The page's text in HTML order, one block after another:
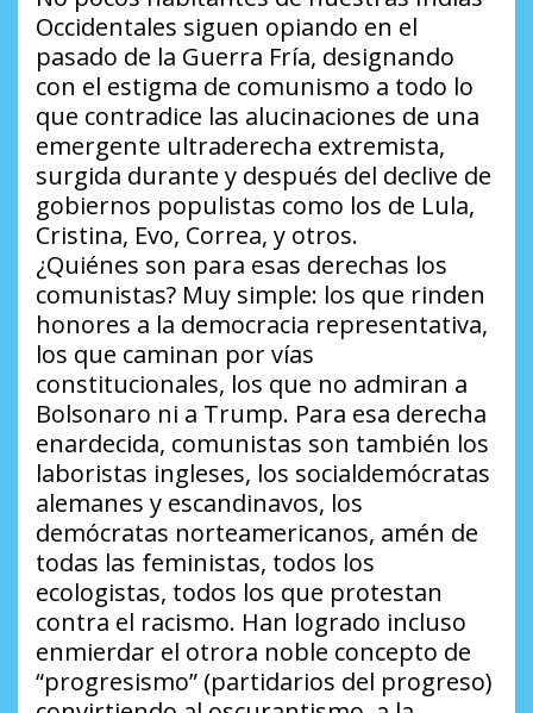
Occidentales siguen opiando en el
pasado de la Guerra Fría, designando
con el estigma de comunismo a todo lo
que contradice las alucinaciones de una
emergente ultraderecha extremista,
surgida durante y después del declive de
gobiernos populistas como los de Lula,
Cristina, Evo, Correa, y otros.
¿Quiénes son para esas derechas los
comunistas? Muy simple: los que rinden
honores a la democracia representativa,
los que caminan por vías
constitucionales, los que no admiran a
Bolsonaro ni a Trump. Para esa derecha
enardecida, comunistas son también los
laboristas ingleses, los socialdemócratas
alemanes y escandinavos, los
demócratas norteamericanos, amén de
todas las feministas, todos los
ecologistas, todos los que protestan
contra el racismo. Han logrado incluso
enmierdar el otrora noble concepto de
“progresismo” (partidarios del progreso)